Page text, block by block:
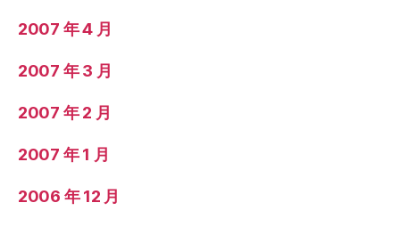
2007 年 4 月
2007 年 3 月
2007 年 2 月
2007 年 1 月
2006 年 12 月